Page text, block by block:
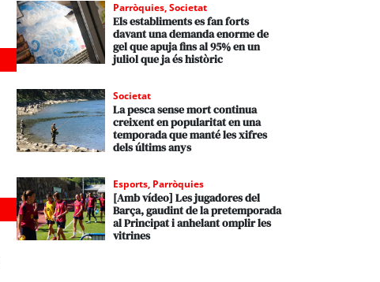
Parròquies,Societat
Els establiments es fan forts
davant una demanda enorme de
gel que apuja fins al 95% en un
juliol que ja és històric
Societat
La pesca sense mort continua
creixent en popularitat en una
temporada que manté les xifres
dels últims anys
Esports, Parròquies
[Amb vídeo] Les jugadores del
Barça, gaudint de la pretemporada
al Principat i anhelant omplir les
vitrines